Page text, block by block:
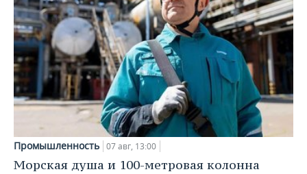
Промышленность 07 авг, 13:00
Морская душа и 100-метровая колонна